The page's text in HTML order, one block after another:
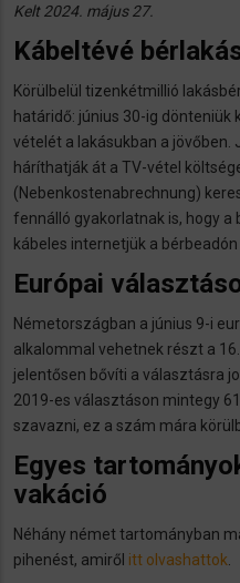
Kelt 2024. május 27.
Kábeltévé
Körülbelül tizenkétmillió
határidő: június 30-ig dönteniük
vételét a lakásukban a jövőben.
háríthatják át a TV-vétel
(Nebenkostenabrechnung)
fennálló gyakorlatnak is, hogy
kábeles internetjük a bérbeadón
Európai
Németországban a június 9-i
alkalommal vehetnek részt a
jelentősen bővíti a választásra
2019-es választáson mintegy
szavazni, ez a szám mára
Egyes
vakáció
Néhány német tartományban
pihenést, amiről itt olvashattok